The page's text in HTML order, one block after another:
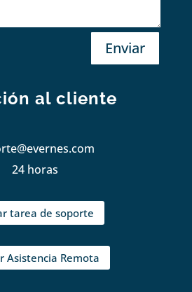
Enviar
al cliente
24 horas
tarea de soporte
Asistencia Remota